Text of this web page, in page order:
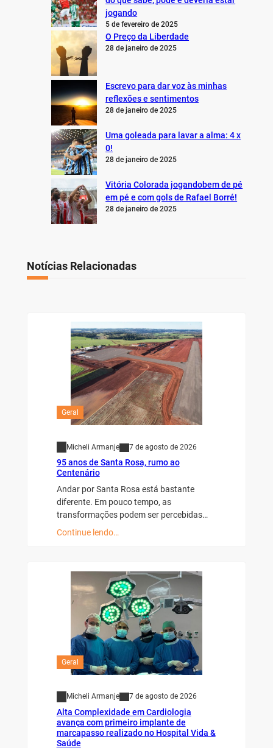
jogando
5 de fevereiro de 2025
O Preço da Liberdade
28 de janeiro de 2025
Escrevo para dar voz às minhas
reflexões e sentimentos
28 de janeiro de 2025
Uma goleada para lavar a alma: 4 x
0!
28 de janeiro de 2025
Vitória Colorada jogandobem de pé
em pé e com gols de Rafael Borré!
28 de janeiro de 2025
Notícias Relacionadas
Geral
Micheli Armanje 7 de agosto de 2026
95 anos de Santa Rosa, rumo ao
Centenário
Andar por Santa Rosa está bastante
diferente. Em pouco tempo, as
transformações podem ser percebidas…
Continue lendo…
Geral
Micheli Armanje 7 de agosto de 2026
Alta Complexidade em Cardiologia
avança com primeiro implante de
marcapasso realizado no Hospital Vida &
Saúde